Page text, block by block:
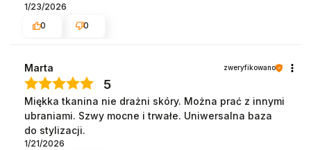
1/23/2026
0
0
Marta zweryfikowano
5
Miękka tkanina nie drażni skóry. Można prać z innymi
ubraniami. Szwy mocne i trwałe. Uniwersalna baza
do stylizacji.
1/21/2026